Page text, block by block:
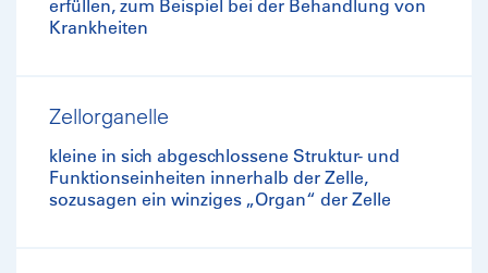
erfüllen, zum Beispiel bei der Behandlung von
Krankheiten
Zellorganelle
kleine in sich abgeschlossene Struktur- und
Funktionseinheiten innerhalb der Zelle,
sozusagen ein winziges „Organ“ der Zelle